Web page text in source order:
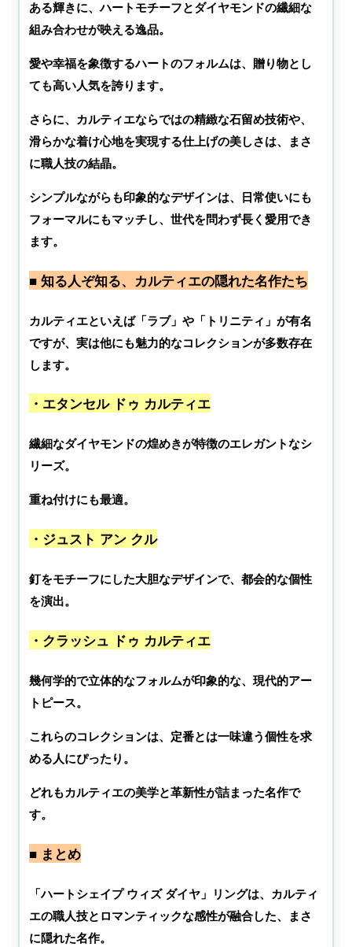
ある輝きに、ハートモチーフとダイヤモンドの繊細な
組み合わせが映える逸品。
愛や幸福を象徴するハートのフォルムは、贈り物とし
ても高い人気を誇ります。
さらに、カルティエならではの精緻な石留め技術や、
滑らかな着け心地を実現する仕上げの美しさは、まさ
に職人技の結晶。
シンプルながらも印象的なデザインは、日常使いにも
フォーマルにもマッチし、世代を問わず長く愛用でき
ます。
■ 知る人ぞ知る、カルティエの隠れた名作たち
カルティエといえば「ラブ」や「トリニティ」が有名
ですが、実は他にも魅力的なコレクションが多数存在
します。
・エタンセル ドゥ カルティエ
繊細なダイヤモンドの煌めきが特徴のエレガントなシ
リーズ。
重ね付けにも最適。
・ジュスト アン クル
釘をモチーフにした大胆なデザインで、都会的な個性
を演出。
・クラッシュ ドゥ カルティエ
幾何学的で立体的なフォルムが印象的な、現代的アー
トピース。
これらのコレクションは、定番とは一味違う個性を求
める人にぴったり。
どれもカルティエの美学と革新性が詰まった名作で
す。
■ まとめ
「ハートシェイプ ウィズ ダイヤ」リングは、カルティ
エの職人技とロマンティックな感性が融合した、まさ
に隠れた名作。